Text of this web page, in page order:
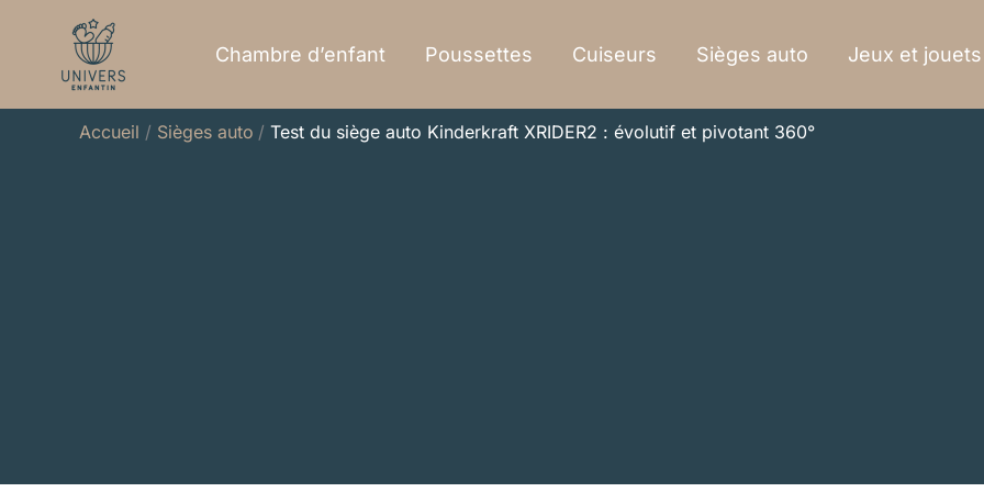
contenu
Chambre d’enfant Poussettes Cuiseurs Sièges auto Jeux et jouets
Accueil Sièges auto Test du siège auto Kinderkraft XRIDER2 : évolutif et pivotant 360°